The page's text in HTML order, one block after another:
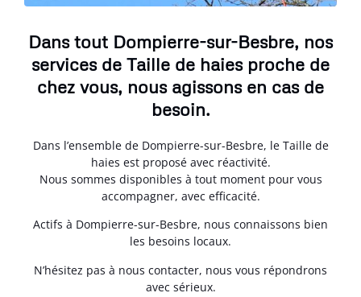
Dans tout Dompierre-sur-Besbre, nos
services de Taille de haies proche de
chez vous, nous agissons en cas de
besoin.
Dans l’ensemble de Dompierre-sur-Besbre, le Taille de
haies est proposé avec réactivité.
Nous sommes disponibles à tout moment pour vous
accompagner, avec efficacité.
Actifs à Dompierre-sur-Besbre, nous connaissons bien
les besoins locaux.
N’hésitez pas à nous contacter, nous vous répondrons
avec sérieux.